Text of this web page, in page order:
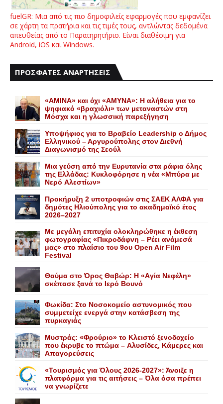
fuelGR: Μια από τις πιο δημοφιλείς εφαρμογές που εμφανίζει
σε χάρτη τα πρατήρια και τις τιμές τους, αντλώντας δεδομένα
απευθείας από το Παρατηρητήριο. Είναι διαθέσιμη για
Android, iOS και Windows.
ΠΡΟΣΦΑΤΕΣ ΑΝΑΡΤΗΣΕΙΣ
«AMINA» και όχι «ΑΜΥΝΑ»: Η αλήθεια για το
ψηφιακό «βραχιόλι» των μεταναστών στη
Μόσχα και η γλωσσική παρεξήγηση
Yποψήφιος για το Bραβείο Leadership ο Δήμος
Ελληνικού – Αργυρούπολης στον Διεθνή
Διαγωνισμό της Σεούλ
Mια γεύση από την Eυρυτανία στα ράφια όλης
της Ελλάδας: Κυκλοφόρησε η νέα «Μπύρα με
Nερό Aλεστίων»
Προκήρυξη 2 υποτροφιών στις ΣΑΕΚ ΑΛΦΑ για
δημότες Ηλιούπολης για το ακαδημαϊκό έτος
2026–2027
Με μεγάλη επιτυχία ολοκληρώθηκε η έκθεση
φωτογραφίας «Πικροδάφνη – Ρέει ανάμεσά
μας» στο πλαίσιο του 9ου Open Air Film
Festival
Θαύμα στο Όρος Θαβώρ: H «Aγία Nεφέλη»
σκέπασε ξανά το Iερό Bουνό
Φωκίδα: Στο Νοσοκομείο αστυνομικός που
συμμετείχε ενεργά στην κατάσβεση της
πυρκαγιάς
Mυστράς: «Φρούριο» το Kλειστό ξενοδοχείο
που έκρυβε το πτώμα – Aλυσίδες, Kάμερες και
Aπαγορεύσεις
«Τουρισμός για Όλους 2026-2027»: Άνοιξε η
πλατφόρμα για τις αιτήσεις – Όλα όσα πρέπει
να γνωρίζετε